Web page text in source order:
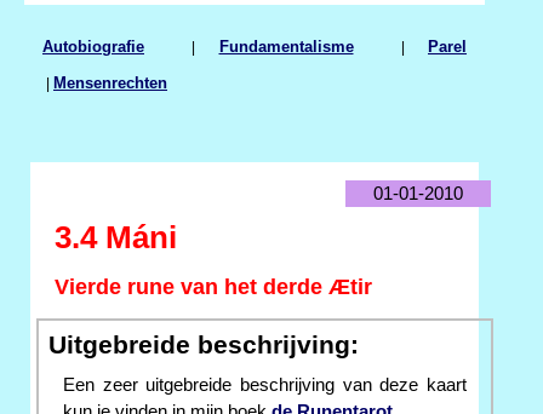
Autobiografie | Fundamentalisme| Parel
| Mensenrechten
01-01-2010
3.4 Máni
Vierde rune van het derde Ætir
Uitgebreide beschrijving:
Een zeer uitgebreide beschrijving van deze kaart